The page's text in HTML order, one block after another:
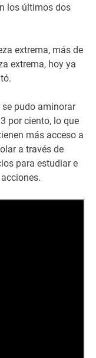
los últimos dos
extrema, más de
extrema, hoy ya
pudo aminorar
por ciento, lo que
más acceso a
a través de
para estudiar e